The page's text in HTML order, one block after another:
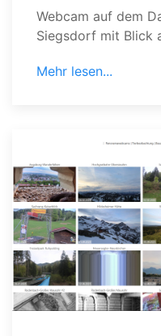
Webcam auf dem
Siegsdorf mit Blick
Mehr lesen...